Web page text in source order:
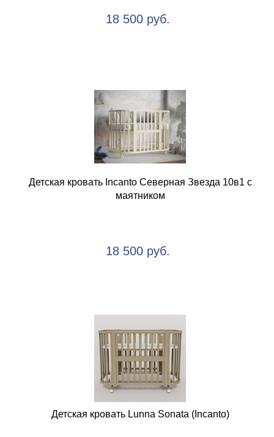
18 500 руб.
Детская кровать Incanto Северная Звезда 10в1 с
маятником
18 500 руб.
Детская кровать Lunna Sonata (Incanto)